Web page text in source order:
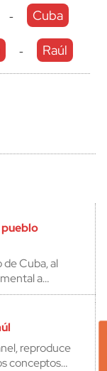
- Cuba
- Raúl
pueblo
Cuba, al
a…
reproduce
conceptos…